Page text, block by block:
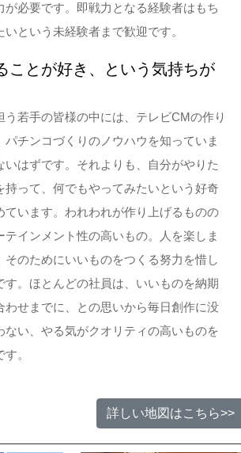
が必要です。即戦力となる経験者はもち
という未経験者まで歓迎です。
ことが好き、という気持ちが
う若手の皆様の中には、テレビCMの作り
パチンコづくりのノウハウを知っていま
いはずです。それよりも、自分がやりた
持って、何でもやってみたいという好奇
ています。われわれが作り上げるものの
テインメント性の高いもの。人を楽しま
そのためにいいものをつくる努力を惜し
す。ほとんどの社員は、いいものを納期
わせまでに、との思いから毎日創作に没
ない、やる気がクオリティの高いものを
。
詳しい地図はこちら>>